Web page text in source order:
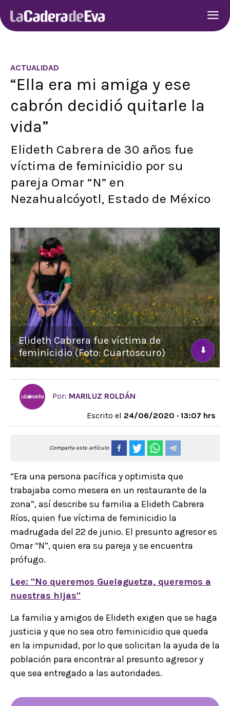
ACTUALIDAD
“Ella era mi amiga y ese
cabrón decidió quitarle la
vida”
Elideth Cabrera de 30 años fue
víctima de feminicidio por su
pareja Omar “N” en
Nezahualcóyotl, Estado de México
Elideth Cabrera fue víctima de
feminicidio (Foto: Cuartoscuro)
⬇
Por: MARILUZ ROLDÁN
Escrito el 24/06/2020 · 13:07 hrs
Comparta este artículo
“Era una persona pacífica y optimista que
trabajaba como mesera en un restaurante de la
zona”, así describe su familia a Elideth Cabrera
Ríos, quien fue víctima de feminicidio la
madrugada del 22 de junio. El presunto agresor es
Omar “N”, quien era su pareja y se encuentra
prófugo.
Lee: "No queremos Guelaguetza, queremos a
nuestras hijas"
La familia y amigos de Elideth exigen que se haga
justicia y que no sea otro feminicidio que queda
en la impunidad, por lo que solicitan la ayuda de la
población para encontrar al presunto agresor y
que sea entregado a las autoridades.